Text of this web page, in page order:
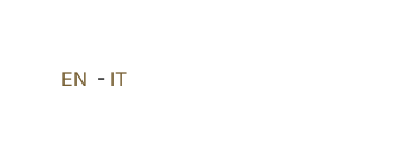
EN - IT